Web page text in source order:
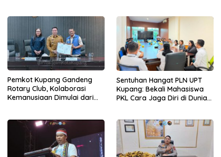
Pemkot Kupang Gandeng
Rotary Club, Kolaborasi
Kemanusiaan Dimulai dari
Sentuhan Hangat PLN UPT
Kupang: Bekali Mahasiswa
PKL Cara Jaga Diri di Dunia